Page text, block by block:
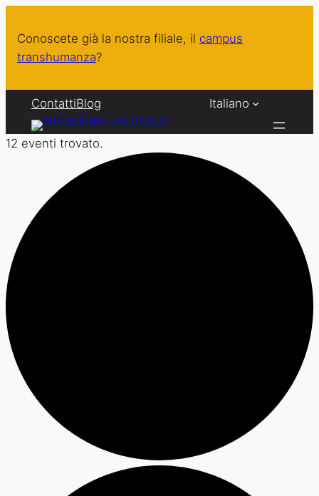
Conoscete già la nostra filiale, il campus
transhumanza?
ContattiBlog Italiano
12 eventi trovato.